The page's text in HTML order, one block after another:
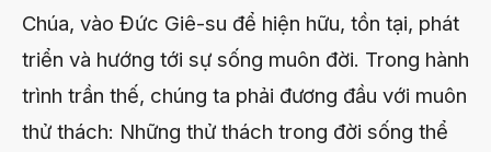
Chúa, vào Đức Giê-su để hiện hữu, tồn tại, phát
triển và hướng tới sự sống muôn đời. Trong hành
trình trần thế, chúng ta phải đương đầu với muôn
thử thách: Những thử thách trong đời sống thể